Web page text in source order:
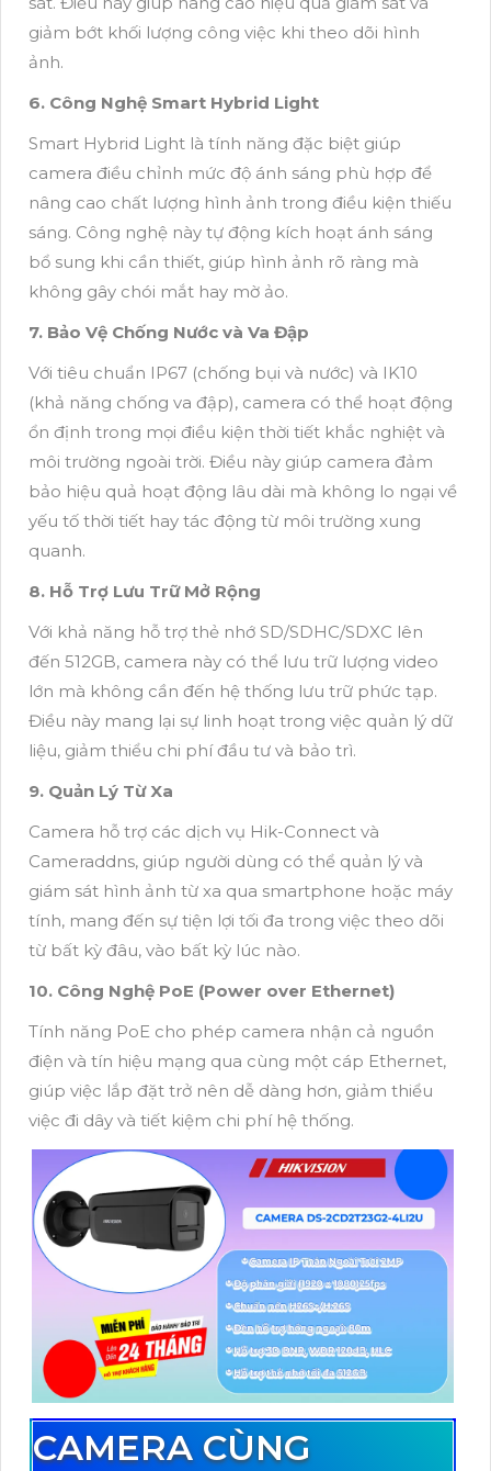
giảm bớt khối lượng công việc khi theo dõi hình
ảnh.
6. Công Nghệ Smart Hybrid Light
Smart Hybrid Light là tính năng đặc biệt giúp
camera điều chỉnh mức độ ánh sáng phù hợp để
nâng cao chất lượng hình ảnh trong điều kiện thiếu
sáng. Công nghệ này tự động kích hoạt ánh sáng
bổ sung khi cần thiết, giúp hình ảnh rõ ràng mà
không gây chói mắt hay mờ ảo.
7. Bảo Vệ Chống Nước và Va Đập
Với tiêu chuẩn IP67 (chống bụi và nước) và IK10
(khả năng chống va đập), camera có thể hoạt động
ổn định trong mọi điều kiện thời tiết khắc nghiệt và
môi trường ngoài trời. Điều này giúp camera đảm
bảo hiệu quả hoạt động lâu dài mà không lo ngại về
yếu tố thời tiết hay tác động từ môi trường xung
quanh.
8. Hỗ Trợ Lưu Trữ Mở Rộng
Với khả năng hỗ trợ thẻ nhớ SD/SDHC/SDXC lên
đến 512GB, camera này có thể lưu trữ lượng video
lớn mà không cần đến hệ thống lưu trữ phức tạp.
Điều này mang lại sự linh hoạt trong việc quản lý dữ
liệu, giảm thiểu chi phí đầu tư và bảo trì.
9. Quản Lý Từ Xa
Camera hỗ trợ các dịch vụ Hik-Connect và
Cameraddns, giúp người dùng có thể quản lý và
giám sát hình ảnh từ xa qua smartphone hoặc máy
tính, mang đến sự tiện lợi tối đa trong việc theo dõi
từ bất kỳ đâu, vào bất kỳ lúc nào.
10. Công Nghệ PoE (Power over Ethernet)
Tính năng PoE cho phép camera nhận cả nguồn
điện và tín hiệu mạng qua cùng một cáp Ethernet,
giúp việc lắp đặt trở nên dễ dàng hơn, giảm thiểu
việc đi dây và tiết kiệm chi phí hệ thống.
CAMERA CÙNG